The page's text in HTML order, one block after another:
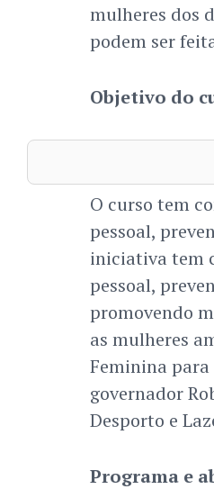
mulheres dos
podem ser
Objetivo do
O curso tem
pessoal,
iniciativa tem
pessoal,
promovendo
as mulheres
Feminina
governador
Desporto e
Programa e